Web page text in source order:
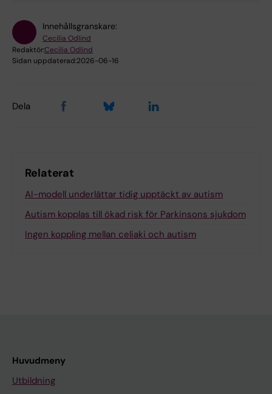
Innehållsgranskare:
Cecilia Odlind
Redaktör:Cecilia Odlind
Sidan uppdaterad:2026-06-16
Dela
Relaterat
AI-modell underlättar tidig upptäckt av autism
Autism kopplas till ökad risk för Parkinsons sjukdom
Ingen koppling mellan celiaki och autism
Huvudmeny
Utbildning